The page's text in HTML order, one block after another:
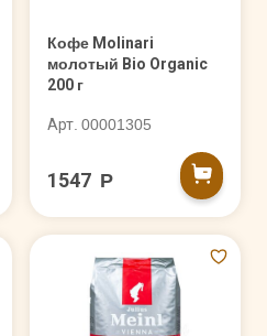
Кофе Molinari
молотый Bio Organic
200 г
Арт. 00001305
1547 Р